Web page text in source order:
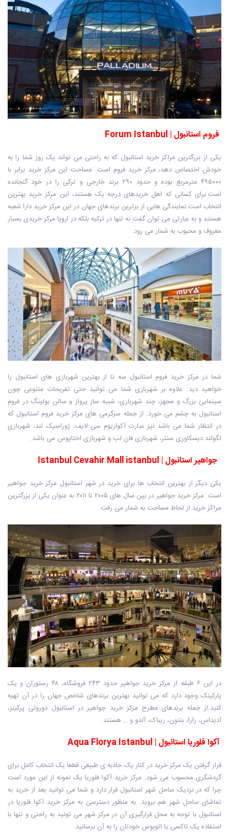
فروم استانبول | Forum Istanbul
یکی از بزرگترین مراکز خرید استانبول که به راحتی می تواند یک روز شما را به
خودش اختصاص دهد، مرکز خرید فروم است. مساحت این مرکز خرید برابر با
۴۹۵۰۰۰ مترمربع بوده و حدود ۲۹۰ برند خارجی و ترکی را در خود گنجانده
است.برای کسانی که اهل خریدهای درجه یک هستند، این مرکز خرید بهترین
انتخاب است.نمایندگی هایی از برترین برندهای جهان در این مرکز خرید دارا شعبه
هستند و به عبارتی می توان گفت نه تنها در ترکیه بلکه در اروپا مرکز خریدی بسیار
معروف و محبوب به شمار می رود.
شما در مرکز خرید فروم استانبول سه تا از بهترین شهربازی های استانبول را
خواهید دید. علاوه بر شهربازی شما می توانید حتی تفریحات متنوعی چون
سینمایی بزرگ و مجهز، چند شهربازی، شبیه ساز پرواز و سالن بولینگ در فروم
استانبول به چشم می خورد. از جمله سرگرمی های مرکز خرید فروم استانبول که
در انتظار شما می باشد نیز عبارت آکواریوم سی لایف، ژوراسیک لند، شهربازی
لگولند دیسکاوری سنتر، شهربازی فان لب و شهربازی اختاپوس می باشد.
جواهیر استانبول | Istanbul Cevahir Mall istanbul
یکی دیگر از بهترین انتخاب ها برای خرید در شهر استانبول مرکز خرید جواهیر
است. مرکز خرید جواهیر در بین سال های ۲۰۰۵ تا ۲۰۱۱ به عنوان یکی از بزرگترین
مراکز خرید از لحاظ مساحت به شمار می رفت.
در این ۶ طبقه از مرکز خرید جواهیر حدود ۲۴۳ فروشگاه، ۴۸ رستوران و یک
پارکینک وجود دارد که می توانید بهترین برندهای شاخص جهان را در آن تهیه
کنید.از جمله برندهای مطرح مرکز خرید جواهیر در استانبول دوروتی پرکینز،
آدیداس، زارا، بنتون، ریباک، آلدو و … هستند.
آکوا فلوریا استانبول | Aqua Florya Istanbul
قرار گرفتن یک مرکز خرید در کنار یک جاذبه ی طبیعی قطعا یک انتخاب کامل برای
گردشگری محسوب می شود. مرکز خرید آکوا فلوریا یک نمونه از این مورد است
چرا که در نزدیک ساحل شهر استانبول قرار دارد و شما می توانید بعد از خرید به
تماشای ساحل شهر هم بروید. به منظور دسترسی به مرکز خرید آکوا فلوریا در
استانبول با توجه به محل قرارگیری آن در مرکز شهر می تونید به راحتی و تنها با
استفاده یک تاکسی یا اتوبوس خودتان را به آن برسانید.